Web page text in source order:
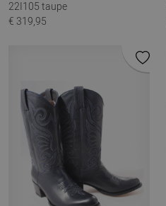
22I105 taupe
€ 319,95